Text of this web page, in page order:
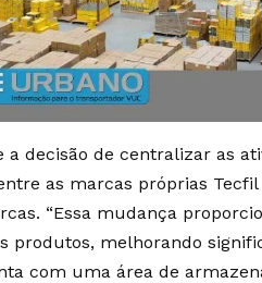
a decisão de centralizar as
as marcas próprias
“Essa mudança
produtos, melhorando
com uma área de